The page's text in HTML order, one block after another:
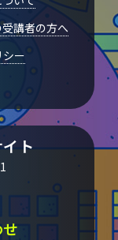
講者の方へ
ー
ト